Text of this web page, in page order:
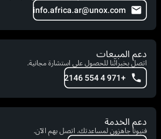
info.africa.ar@unox.com
دعم المبيعات
اتصل بخبرائنا للحصول على استشارة مجانية.
+971 4 554 2146
دعم الخدمة
فنيونا جاهزون لمساعدتك. اتصل بهم الآن.